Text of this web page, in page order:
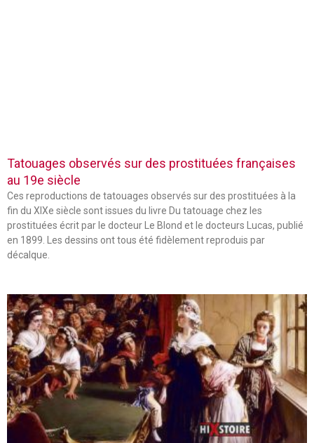
Tatouages observés sur des prostituées françaises
au 19e siècle
Ces reproductions de tatouages observés sur des prostituées à la
fin du XIXe siècle sont issues du livre Du tatouage chez les
prostituées écrit par le docteur Le Blond et le docteurs Lucas, publié
en 1899. Les dessins ont tous été fidèlement reproduis par
décalque.